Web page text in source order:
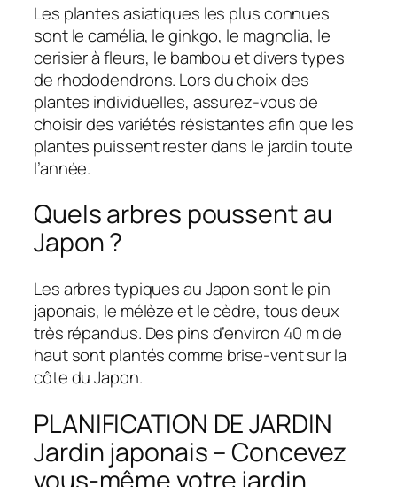
Les plantes asiatiques les plus connues
sont le camélia, le ginkgo, le magnolia, le
cerisier à fleurs, le bambou et divers types
de rhododendrons. Lors du choix des
plantes individuelles, assurez-vous de
choisir des variétés résistantes afin que les
plantes puissent rester dans le jardin toute
l’année.
Quels arbres poussent au
Japon ?
Les arbres typiques au Japon sont le pin
japonais, le mélèze et le cèdre, tous deux
très répandus. Des pins d’environ 40 m de
haut sont plantés comme brise-vent sur la
côte du Japon.
PLANIFICATION DE JARDIN
Jardin japonais – Concevez
vous-même votre jardin